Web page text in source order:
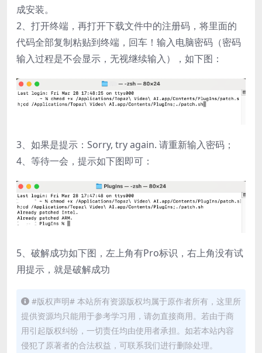
成安装。
2、打开终端，再打开下载文件中的注册码，将里面的
代码全部复制粘贴到终端，回车！输入电脑密码（密码
输入过程是不会显示，无视继续输入），如下图：
3、如果是提示：Sorry, try again. 请重新输入密码；
4、等待一会，提示如下图即可：
5、破解成功如下图，左上角有Pro标识，右上角没有试
用提示，就是破解成功
#版权声明# 本站所有资源版权均属于原作者所有，这里所
提供资源均只能用于参考学习用，请勿直接商用。若由于商
用引起版权纠纷，一切责任均由使用者承担。如若本站内容
侵犯了原著者的合法权益，可联系我们进行删除处理。